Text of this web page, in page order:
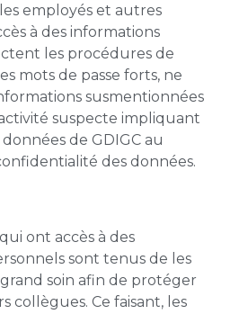
employés et autres
à des informations
les procédures de
mots de passe forts, ne
susmentionnées
suspecte impliquant
de GDIGC au
des données.
ont accès à des
sont tenus de les
soin afin de protéger
collègues. Ce faisant, les